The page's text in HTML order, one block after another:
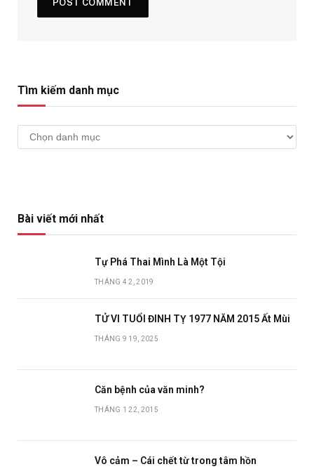
Tìm kiếm danh mục
Tìm
kiếm
Bài viết mới nhất
Tự Phá Thai Mình Là Một Tội
THÁNG 4 2, 2019
TỬ VI TUỔI ĐINH TỴ 1977 NĂM 2015 Ất Mùi
THÁNG 9 19, 2025
Căn bệnh của văn minh?
THÁNG 1 22, 2015
Vô cảm – Cái chết từ trong tâm hồn